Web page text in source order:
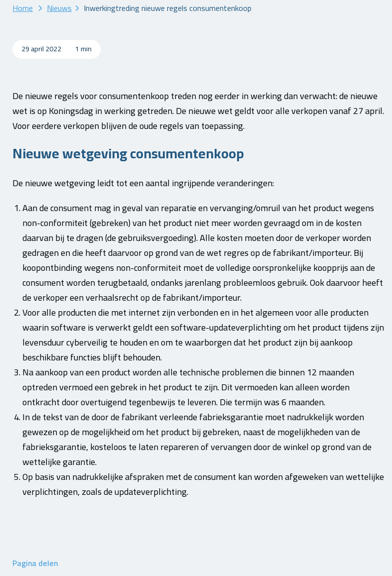
Home Nieuws Inwerkingtreding nieuwe regels consumentenkoop
29 april 2022 1 min
De nieuwe regels voor consumentenkoop treden nog eerder in werking dan verwacht: de nieuwe
wet is op Koningsdag in werking getreden. De nieuwe wet geldt voor alle verkopen vanaf 27 april.
Voor eerdere verkopen blijven de oude regels van toepassing.
Nieuwe wetgeving consumentenkoop
De nieuwe wetgeving leidt tot een aantal ingrijpende veranderingen:
Aan de consument mag in geval van reparatie en vervanging/omruil van het product wegens
non-conformiteit (gebreken) van het product niet meer worden gevraagd om in de kosten
daarvan bij te dragen (de gebruiksvergoeding). Alle kosten moeten door de verkoper worden
gedragen en die heeft daarvoor op grond van de wet regres op de fabrikant/importeur. Bij
koopontbinding wegens non-conformiteit moet de volledige oorspronkelijke koopprijs aan de
consument worden terugbetaald, ondanks jarenlang probleemloos gebruik. Ook daarvoor heeft
de verkoper een verhaalsrecht op de fabrikant/importeur.
Voor alle producten die met internet zijn verbonden en in het algemeen voor alle producten
waarin software is verwerkt geldt een software-updateverplichting om het product tijdens zijn
levensduur cyberveilig te houden en om te waarborgen dat het product zijn bij aankoop
beschikbare functies blijft behouden.
Na aankoop van een product worden alle technische problemen die binnen 12 maanden
optreden vermoed een gebrek in het product te zijn. Dit vermoeden kan alleen worden
ontkracht door overtuigend tegenbewijs te leveren. Die termijn was 6 maanden.
In de tekst van de door de fabrikant verleende fabrieksgarantie moet nadrukkelijk worden
gewezen op de mogelijkheid om het product bij gebreken, naast de mogelijkheden van de
fabrieksgarantie, kosteloos te laten repareren of vervangen door de winkel op grond van de
wettelijke garantie.
Op basis van nadrukkelijke afspraken met de consument kan worden afgeweken van wettelijke
verplichtingen, zoals de updateverplichting.
Pagina delen